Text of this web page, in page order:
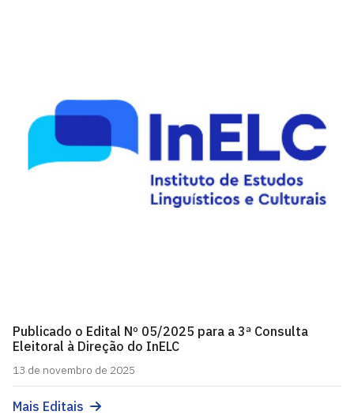
Publicado o Edital Nº 05/2025 para a 3ª Consulta
Eleitoral à Direção do InELC
13 de novembro de 2025
Mais Editais